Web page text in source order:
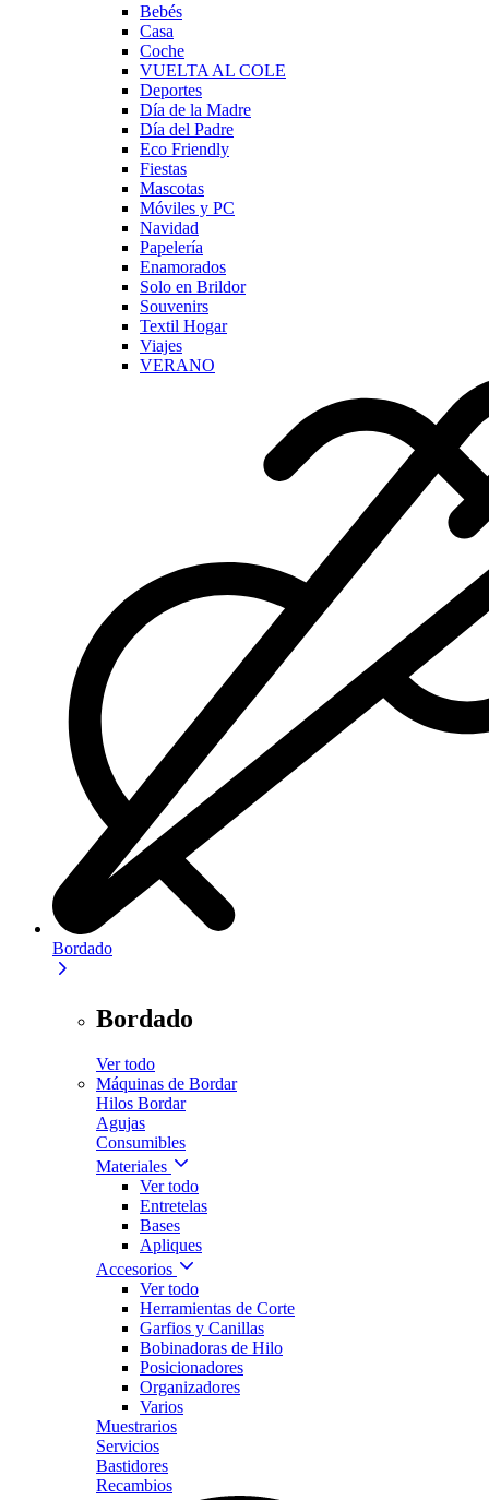
Bebés
Casa
Coche
VUELTA AL COLE
Deportes
Día de la Madre
Día del Padre
Eco Friendly
Fiestas
Mascotas
Móviles y PC
Navidad
Papelería
Enamorados
Solo en Brildor
Souvenirs
Textil Hogar
Viajes
VERANO
Bordado
Bordado
Ver todo
Máquinas de Bordar
Hilos Bordar
Agujas
Consumibles
Materiales
Ver todo
Entretelas
Bases
Apliques
Accesorios
Ver todo
Herramientas de Corte
Garfios y Canillas
Bobinadoras de Hilo
Posicionadores
Organizadores
Varios
Muestrarios
Servicios
Bastidores
Recambios